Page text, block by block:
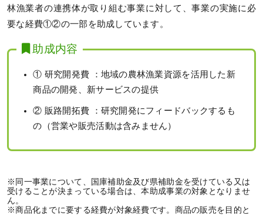
林漁業者の連携体が取り組む事業に対して、事業の実施に必
要な経費①②の一部を助成しています。
助成内容
① 研究開発費 ：地域の農林漁業資源を活用した新
商品の開発、新サービスの提供
② 販路開拓費 ：研究開発にフィードバックするも
の（営業や販売活動は含みません）
※同一事業について、国庫補助金及び県補助金を受けている又は
受けることが決まっている場合は、本助成事業の対象となりませ
ん。
※商品化までに要する経費が対象経費です。商品の販売を目的と